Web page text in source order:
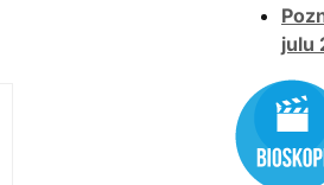
julu